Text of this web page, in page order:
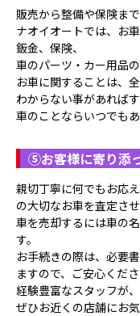
販売から整備や保険ま
ナオイオートでは、お
鈑金、保険、
車のパーツ・カー用品
お車に関することは、
わからない事があれば
車のことならいつでも
⑤お客様に寄り添
親切丁寧に何でもお応
の大切なお車を査定さ
車を売却するには車の
す。
お手続きの際は、必要
ますので、ご安心くださ
経験豊富なスタッフが
ぜひお近くの店舗にお